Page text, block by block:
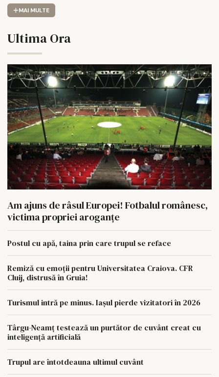
MAI MULTE
Ultima Ora
Am ajuns de râsul Europei! Fotbalul românesc,
victima propriei aroganțe
Postul cu apă, taina prin care trupul se reface
Remiză cu emoții pentru Universitatea Craiova. CFR
Cluij, distrusă în Gruia!
Turismul intră pe minus. Iașul pierde vizitatori în 2026
Târgu-Neamț testează un purtător de cuvânt creat cu
inteligență artificială
Trupul are întotdeauna ultimul cuvânt